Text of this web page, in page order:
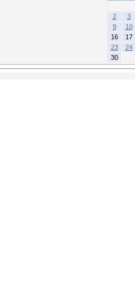
2
3
9
10
16
17
23
24
30